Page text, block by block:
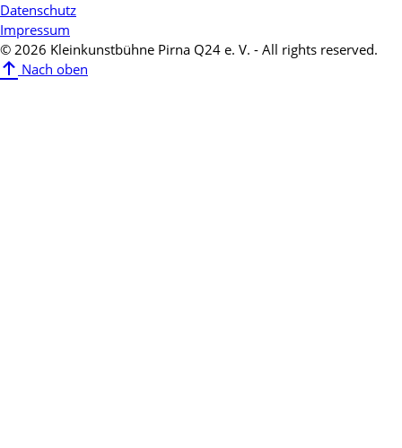
Datenschutz
Impressum
© 2026 Kleinkunstbühne Pirna Q24 e. V. - All rights reserved.
Nach oben